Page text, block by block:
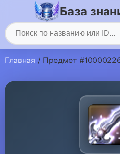
База
Главная / Предмет